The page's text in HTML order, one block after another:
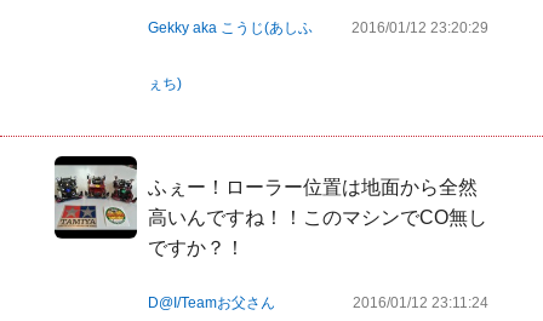
Gekky aka こうじ(あしふ
ぇち)
2016/01/12 23:20:29
ふぇー！ローラー位置は地面から全然
高いんですね！！このマシンでCO無し
ですか？！
D@I/Teamお父さん 2016/01/12 23:11:24